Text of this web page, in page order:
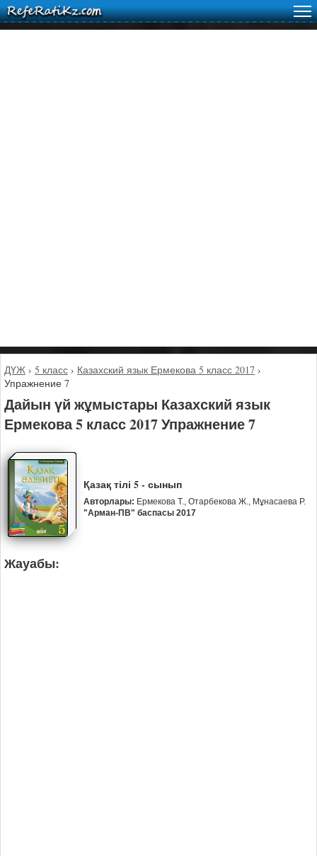
ДҮЖ › 5 класс › Казахский язык Ермекова 5 класс 2017 ›
Упражнение 7
Дайын үй жұмыстары Казахский язык
Ермекова 5 класс 2017 Упражнение 7
Қазақ тілі 5 - сынып
Авторлары: Ермекова Т., Отарбекова Ж., Мұнасаева Р.
"Арман-ПВ" баспасы 2017
Жауабы: